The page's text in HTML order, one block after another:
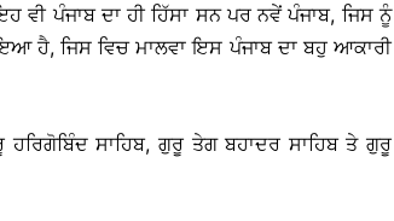
ਪੰਜਾਬ ਦਾ ਹੀ ਹਿੱਸਾ ਸਨ ਪਰ ਨਵੇਂ ਪੰਜਾਬ, ਜਿਸ ਨੂੰ
ਹੈ, ਜਿਸ ਵਿਚ ਮਾਲਵਾ ਇਸ ਪੰਜਾਬ ਦਾ ਬਹੁ ਆਕਾਰੀ
ਸਾਹਿਬ, ਗੁਰੂ ਤੇਗ ਬਹਾਦਰ ਸਾਹਿਬ ਤੇ ਗੁਰੂ